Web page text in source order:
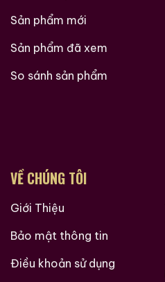
Sản phẩm mới
Sản phẩm đã xem
So sánh sản phẩm
VỀ CHÚNG TÔI
Giới Thiệu
Bảo mật thông tin
Điều khoản sử dụng